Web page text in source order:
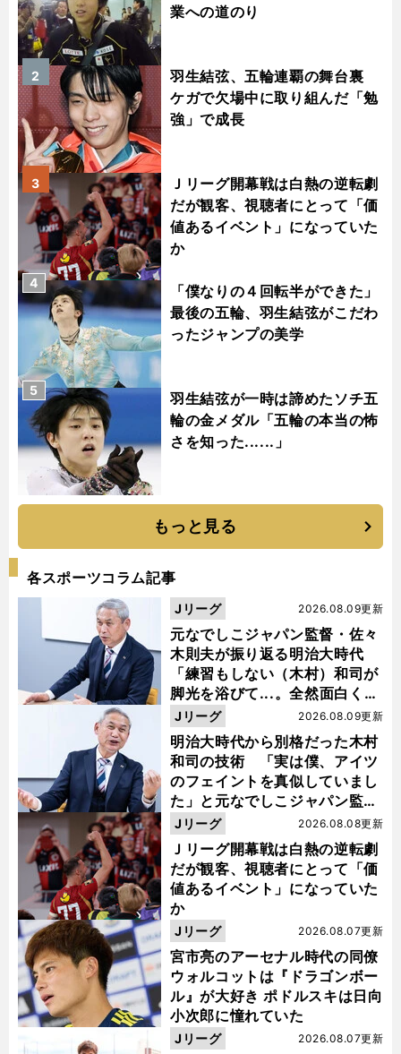
業への道のり
羽生結弦、五輪連覇の舞台裏
ケガで欠場中に取り組んだ「勉
強」で成長
2
Ｊリーグ開幕戦は白熱の逆転劇
だが観客、視聴者にとって「価
値あるイベント」になっていた
か
3
「僕なりの４回転半ができた」
最後の五輪、羽生結弦がこだわ
ったジャンプの美学
4
羽生結弦が一時は諦めたソチ五
輪の金メダル「五輪の本当の怖
さを知った......」
5
もっと見る
各スポーツコラム記事
元なでしこジャパン監督・佐々
木則夫が振り返る明治大時代
「練習もしない（木村）和司が
脚光を浴びて...。全然面白くな
い４年間でした」
2026.08.09更新
Jリーグ
明治大時代から別格だった木村
和司の技術 「実は僕、アイツ
のフェイントを真似していまし
た」と元なでしこジャパン監
督・佐々木則夫
2026.08.09更新
Jリーグ
Ｊリーグ開幕戦は白熱の逆転劇
だが観客、視聴者にとって「価
値あるイベント」になっていた
か
2026.08.08更新
Jリーグ
宮市亮のアーセナル時代の同僚
ウォルコットは『ドラゴンボー
ル』が大好き ポドルスキは日向
小次郎に憧れていた
2026.08.07更新
Jリーグ
2026.08.07更新
Jリーグ